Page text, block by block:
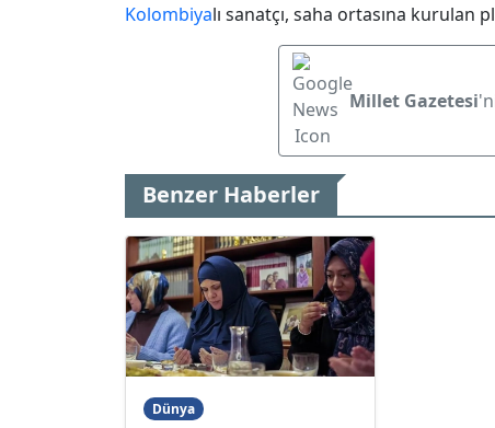
Kolombiyalı sanatçı, saha ortasına kurulan
Millet Gazetesi
Benzer Haberler
Dünya